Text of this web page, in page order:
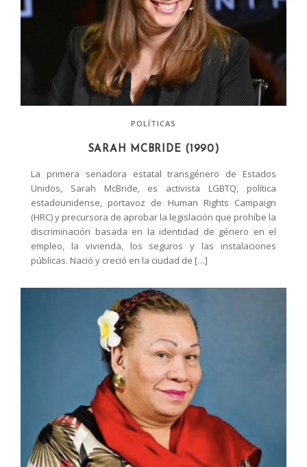
POLÍTICAS
SARAH MCBRIDE (1990)
La primera senadora estatal transgénero de Estados
Unidos, Sarah McBride, es activista LGBTQ, política
estadounidense, portavoz de Human Rights Campaign
(HRC) y precursora de aprobar la legislación que prohíbe la
discriminación basada en la identidad de género en el
empleo, la vivienda, los seguros y las instalaciones
públicas. Nació y creció en la ciudad de […]